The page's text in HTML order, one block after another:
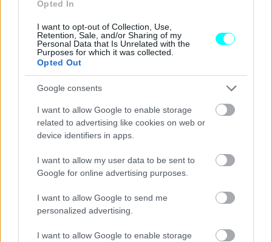
Opted In
I want to opt-out of Collection, Use,
Retention, Sale, and/or Sharing of my
Personal Data that Is Unrelated with the
Purposes for which it was collected.
Opted Out
Google consents
I want to allow Google to enable storage
related to advertising like cookies on web or
device identifiers in apps.
I want to allow my user data to be sent to
Google for online advertising purposes.
I want to allow Google to send me
personalized advertising.
I want to allow Google to enable storage